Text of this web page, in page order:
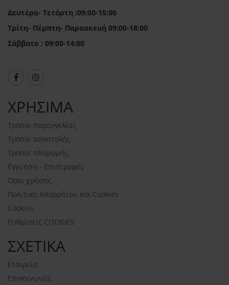
Δευτέρα- Τετάρτη :09:00-15:00
Τρίτη- Πέμπτη- Παρασκευή 09:00-18:00
Σάββατο : 09:00-14:00
ΧΡΗΣΙΜΑ
Τρόποι παραγγελίας
Τρόποι αποστολής
Τρόποι πληρωμής
Εγγυήση - Επιστροφές
Όροι χρήσης
Πολιτική Απορρήτου και Cookies
Cookies
Ρυθμίσεις COOKIES
ΣΧΕΤΙΚΑ
Εταιρεία
Επικοινωνία